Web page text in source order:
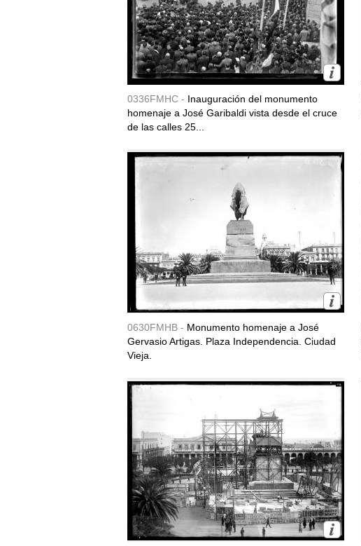
0336FMHC - Inauguración del monumento
homenaje a José Garibaldi vista desde el cruce
de las calles 25...
0630FMHB - Monumento homenaje a José
Gervasio Artigas. Plaza Independencia. Ciudad
Vieja.